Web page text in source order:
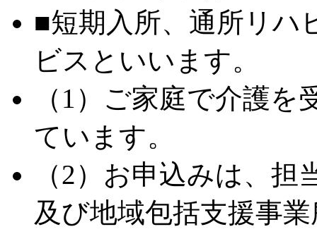
■短期入所、通所リハ
ビスといいます。
（1）ご家庭で介護
ています。
（2）お申込みは、
及び地域包括支援事